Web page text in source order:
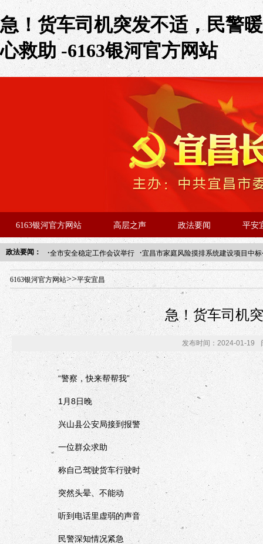
急！货车司机突发不适，民警暖
心救助 -6163银河官方网站
6163银河官方网站 高层之声 政法要闻 平安
政法要闻： ·全市安全稳定工作会议举行 ·宜昌市家庭风险摸排系统建设项目中
年“招才兴业”事业单位人才引进·北京站人民大学入校工作提醒
6163银河官方网站>>平安宜昌
急！货车司机
发布时间：2024-01-19
“警察，快来帮帮我”
1月8日晚
兴山县公安局接到报警
一位群众求助
称自己驾驶货车行驶时
突然头晕、不能动
听到电话里虚弱的声音
民警深知情况紧急